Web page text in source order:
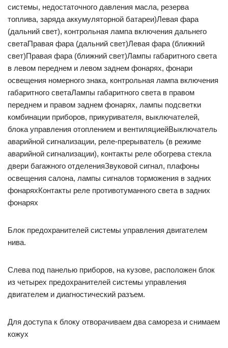
системы, недостаточного давления масла, резерва
топлива, заряда аккумуляторной батареи)Левая фара
(дальний свет), контрольная лампа включения дальнего
светаПравая фара (дальний свет)Левая фара (ближний
свет)Правая фара (ближний свет)Лампы габаритного света
в левом переднем и левом заднем фонарях, фонари
освещения номерного знака, контрольная лампа включения
габаритного светаЛампы габаритного света в правом
переднем и правом заднем фонарях, лампы подсветки
комбинации приборов, прикуривателя, выключателей,
блока управления отоплением и вентиляциейВыключатель
аварийной сигнализации, реле-прерыватель (в режиме
аварийной сигнализации), контакты реле обогрева стекла
двери багажного отделенияЗвуковой сигнал, плафоны
освещения салона, лампы сигналов торможения в задних
фонаряхКонтакты реле противотуманного света в задних
фонарях
Блок предохранителей системы управления двигателем
нива.
Слева под па­нелью приборов, на кузове, расположен блок
из четырех предохранителей сис­темы управления
двигателем и диагностический разъем.
Для доступа к блоку отворачиваем два самореза и снимаем
кожух